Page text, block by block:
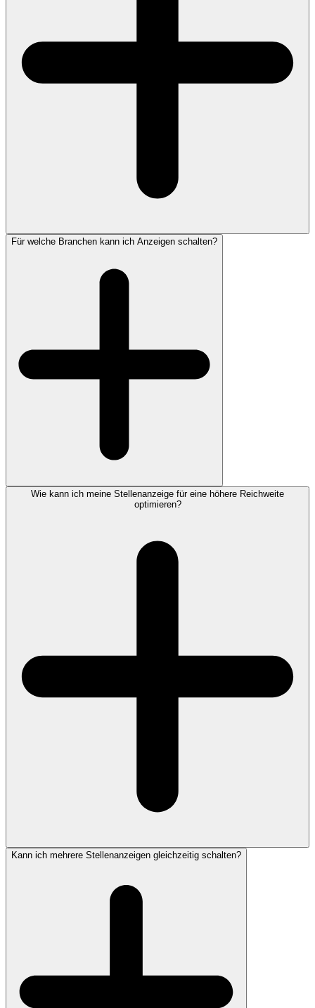
Für welche Branchen kann ich Anzeigen schalten?
Wie kann ich meine Stellenanzeige für eine höhere Reichweite
optimieren?
Kann ich mehrere Stellenanzeigen gleichzeitig schalten?